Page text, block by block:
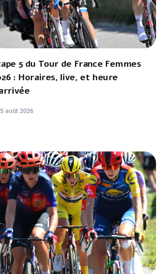
5 du Tour de France Femmes
: Horaires, live, et heure
5 août 2026